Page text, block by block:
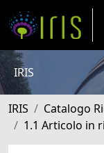
IRIS
IRIS Catalogo
1.1 Articolo in